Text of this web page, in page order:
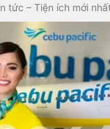
tức – Tiện ích mới